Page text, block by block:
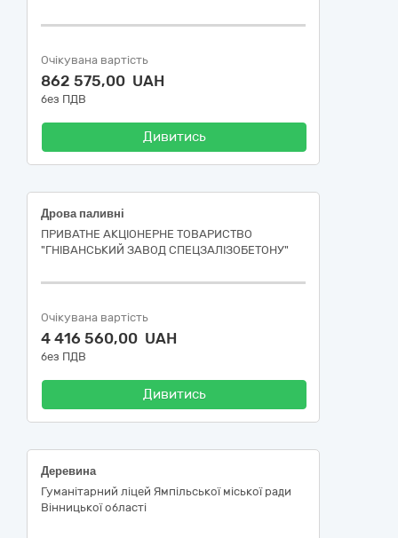
Очікувана вартість
862 575,00 UAH
без ПДВ
Дивитись
Дрова паливні
ПРИВАТНЕ АКЦІОНЕРНЕ ТОВАРИСТВО
"ГНІВАНСЬКИЙ ЗАВОД СПЕЦЗАЛІЗОБЕТОНУ"
Очікувана вартість
4 416 560,00 UAH
без ПДВ
Дивитись
Деревина
Гуманітарний ліцей Ямпільської міської ради
Вінницької області